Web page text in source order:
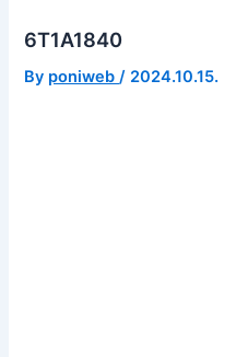
6T1A1840
By poniweb/ 2024.10.15.